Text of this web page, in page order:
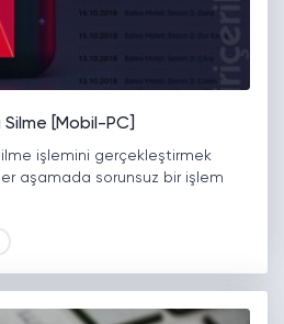
[Mobil-PC]
işlemini gerçekleştirmek
aşamada sorunsuz bir işlem